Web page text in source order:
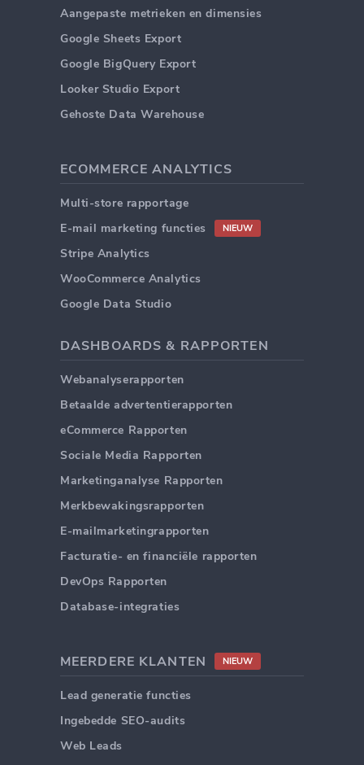
Aangepaste metrieken en dimensies
Google Sheets Export
Google BigQuery Export
Looker Studio Export
Gehoste Data Warehouse
ECOMMERCE ANALYTICS
Multi-store rapportage
E-mail marketing functies
NIEUW
Stripe Analytics
WooCommerce Analytics
Google Data Studio
DASHBOARDS & RAPPORTEN
Webanalyserapporten
Betaalde advertentierapporten
eCommerce Rapporten
Sociale Media Rapporten
Marketinganalyse Rapporten
Merkbewakingsrapporten
E-mailmarketingrapporten
Facturatie- en financiële rapporten
DevOps Rapporten
Database-integraties
MEERDERE KLANTEN NIEUW
Lead generatie functies
Ingebedde SEO-audits
Web Leads